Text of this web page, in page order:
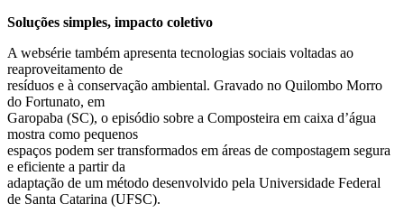
Soluções simples, impacto coletivo
A websérie também apresenta tecnologias sociais voltadas ao
reaproveitamento de
resíduos e à conservação ambiental. Gravado no Quilombo Morro
do Fortunato, em
Garopaba (SC), o episódio sobre a Composteira em caixa d’água
mostra como pequenos
espaços podem ser transformados em áreas de compostagem segura
e eficiente a partir da
adaptação de um método desenvolvido pela Universidade Federal
de Santa Catarina (UFSC).